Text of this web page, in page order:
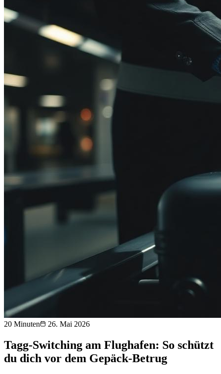
20 Minuten 26. Mai 2026
Tagg-Switching am Flughafen: So schützt
du dich vor dem Gepäck-Betrug